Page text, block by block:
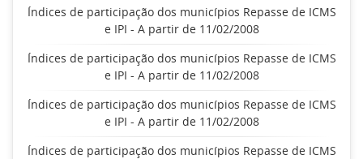
Índices de participação dos municípios Repasse de ICMS
e IPI - A partir de 11/02/2008
Índices de participação dos municípios Repasse de ICMS
e IPI - A partir de 11/02/2008
Índices de participação dos municípios Repasse de ICMS
e IPI - A partir de 11/02/2008
Índices de participação dos municípios Repasse de ICMS